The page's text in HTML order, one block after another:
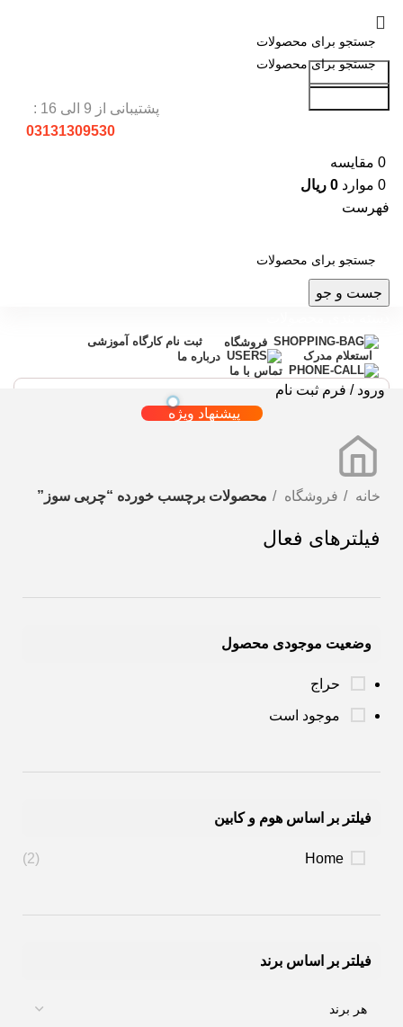
جست و جو
پشتیبانی از 9 الی 16 :
03131309530
0 مقایسه
0 موارد 0 ریال
فهرست
جست و جو
فروشگاه
ثبت نام کارگاه آموزشی
استعلام مدرک
درباره ما
تماس با ما
ورود / فرم ثبت نام
پیشنهاد ویژه
خانه فروشگاه محصولات برچسب خورده “چربی سوز”
فیلترهای فعال
وضعیت موجودی محصول
حراج
موجود است
فیلتر بر اساس هوم و کابین
Home
(2)
فیلتر بر اساس برند